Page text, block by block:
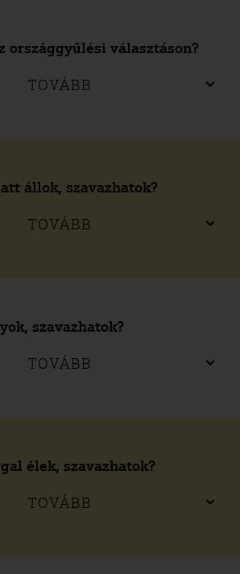
országgyűlési választáson?
TOVÁBB
állok, szavazhatok?
TOVÁBB
szavazhatok?
TOVÁBB
élek, szavazhatok?
TOVÁBB